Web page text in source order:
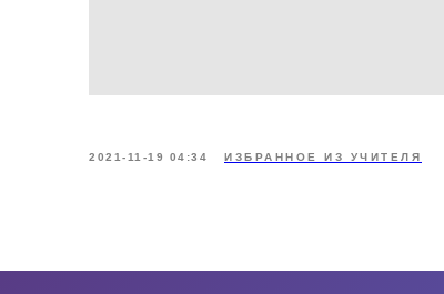
2021-11-19 04:34 ИЗБРАННОЕ ИЗ УЧИТЕЛЯ